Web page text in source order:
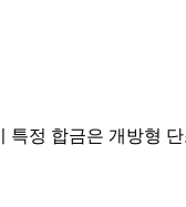
정 합금은 개방형